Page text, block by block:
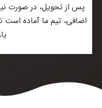
پس از تحویل، در صورت
اضافی، تیم ما آماده است